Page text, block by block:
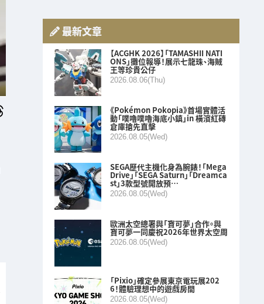
最新文章
【ACGHK 2026】「TAMASHII NATI
ONS」攤位報導！展示七龍珠、海賊
王等珍貴公仔
2026.08.06(Thu)
《Pokémon Pokopia》首場實體活
動「噗嚕噗嚕海底小鎮」in 橫濱紅磚
倉庫搶先直擊
2026.08.05(Wed)
SEGA歷代主機化身為腕錶！「Mega
Drive」「SEGA Saturn」「Dreamca
st」3款型號開放預…
2026.08.05(Wed)
歐洲太空總署與「寶可夢」合作。與
寶可夢一同慶祝2026年世界太空周
2026.08.05(Wed)
「Pixio」確定參展東京電玩展202
6！體驗理想中的遊戲房間
2026.08.05(Wed)